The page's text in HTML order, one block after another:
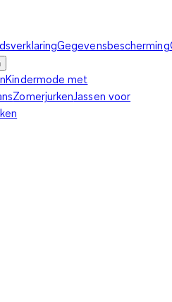
Gegevensbescherming
Kindermode met
ZomerjurkenJassen voor